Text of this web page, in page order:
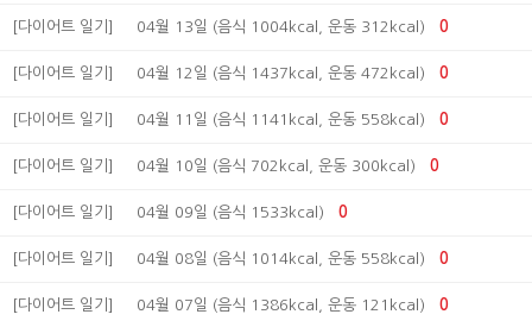
[다이어트 일기] 04월 13일 (음식 1004kcal, 운동 312kcal) 0
[다이어트 일기] 04월 12일 (음식 1437kcal, 운동 472kcal) 0
[다이어트 일기] 04월 11일 (음식 1141kcal, 운동 558kcal) 0
[다이어트 일기] 04월 10일 (음식 702kcal, 운동 300kcal) 0
[다이어트 일기] 04월 09일 (음식 1533kcal) 0
[다이어트 일기] 04월 08일 (음식 1014kcal, 운동 558kcal) 0
[다이어트 일기] 04월 07일 (음식 1386kcal, 운동 121kcal) 0